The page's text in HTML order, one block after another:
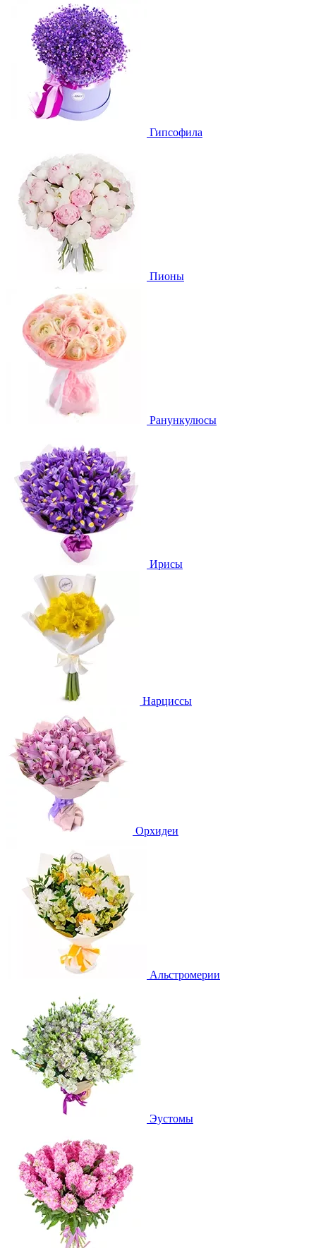
Гипсофила
Пионы
Ранункулюсы
Ирисы
Нарциссы
Орхидеи
Альстромерии
Эустомы